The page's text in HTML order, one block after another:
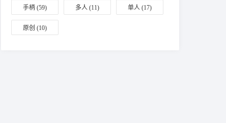
手柄 (59) 多人 (11) 单人 (17)
原创 (10)